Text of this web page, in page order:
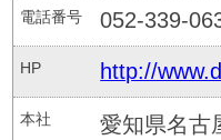
電話番号 052-339-
HP http://
本社 愛知県名古